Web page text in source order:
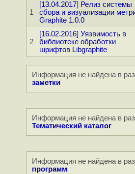
1
[13.04.2017] Релиз системы
сбора и визуализации
Graphite 1.0.0
2
[16.02.2016] Уязвимость в
библиотеке обработки
шрифтов Libgraphite
Информация не найдена в
заметки
Информация не найдена в
Тематический каталог
Информация не найдена в
программ